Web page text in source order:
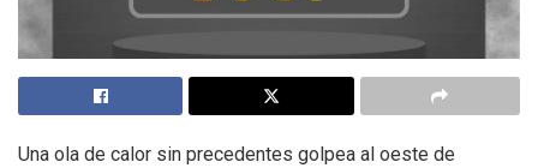
Una ola de calor sin precedentes golpea al oeste de